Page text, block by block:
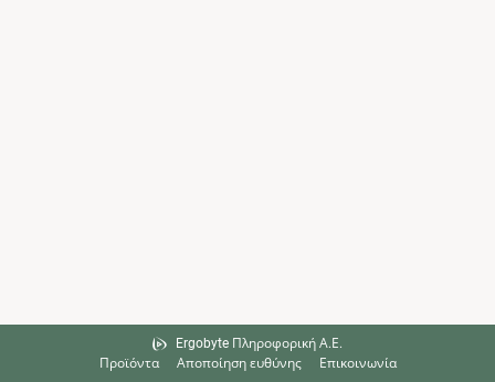
Ergobyte Πληροφορική Α.Ε.
Προϊόντα
Αποποίηση ευθύνης Επικοινωνία